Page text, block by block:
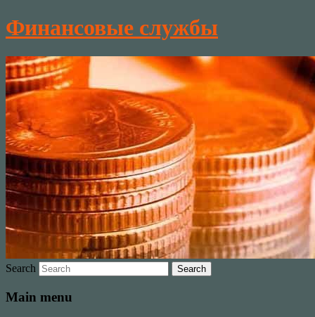
Финансовые службы
Search
Main menu